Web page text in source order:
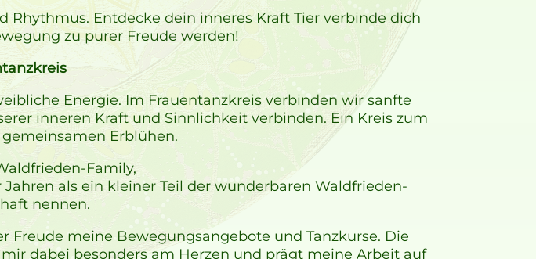
Entdecke dein inneres Kraft Tier verbinde dich
zu purer Freude werden!
Energie. Im Frauentanzkreis verbinden wir sanfte
inneren Kraft und Sinnlichkeit verbinden. Ein Kreis zum
Erblühen.
Family,
als ein kleiner Teil der wunderbaren Waldfrieden-
nennen.
Freude meine Bewegungsangebote und Tanzkurse. Die
dabei besonders am Herzen und prägt meine Arbeit auf